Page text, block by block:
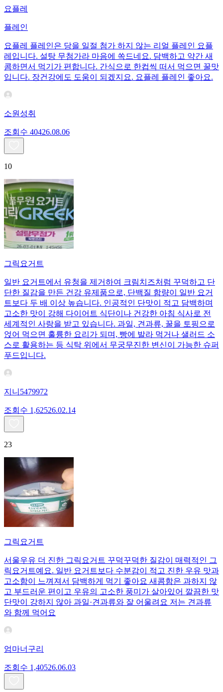
요플레
플레인
요플레 플레인은 당을 일절 첨가 하지 않는 리얼 플레인 요플
레입니다. 설탕 무첨가라 마음에 쏙드네요. 담백하고 약간 새
콤하면서 먹기가 편합니다. 간식으로 한컵씩 떠서 먹으면 꿀맛
입니다. 장건강에도 도움이 되겠지요. 요플레 플레인 좋아요.
소원성취
조회수 40426.08.06
10
그릭요거트
일반 요거트에서 유청을 제거하여 크림치즈처럼 꾸덕하고 단
단한 질감을 만든 건강 유제품으로, 단백질 함량이 일반 요거
트보다 두 배 이상 높습니다. 인공적인 단맛이 적고 담백하며
고소한 맛이 강해 다이어트 식단이나 건강한 아침 식사로 전
세계적인 사랑을 받고 있습니다. 과일, 견과류, 꿀을 토핑으로
얹어 먹으면 훌륭한 요리가 되며, 빵에 발라 먹거나 샐러드 소
스로 활용하는 등 식탁 위에서 무궁무진한 변신이 가능한 슈퍼
푸드입니다.
지니5479972
조회수 1,62526.02.14
23
그릭요거트
서울우유 더 진한 그릭요거트 꾸덕꾸덕한 질감이 매력적인 그
릭요거트예요. 일반 요거트보다 수분감이 적고 진한 우유 맛과
고소함이 느껴져서 담백하게 먹기 좋아요 새콤함은 과하지 않
고 부드러운 편이고 우유의 고소한 풍미가 살아있어 깔끔한 맛
단맛이 강하지 않아 과일·견과류와 잘 어울려요 저는 견과류
와 함께 먹어요
엄마너구리
조회수 1,40526.06.03